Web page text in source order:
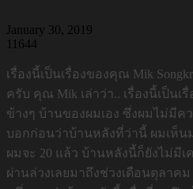
January 30, 2019
11644
เรื่องนี้เป็นเรื่องของคุณ Mik
ครับ คุณ Mik เล่าว่า.. เรื่องนี้เป็นเ
ข้างๆ บ้านของผมเอง ซึ่งผมไม่มีค
บอกก่อนว่าบ้านหลังที่ว่านี้ ผมเห็น
ผมจะ 20 แล้ว บ้านหลังนี้ก็ยังไม่มีเ
ผ่านล่วงเลยมาถึงช่วงเดือนตุลาค